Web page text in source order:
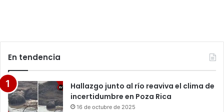
En tendencia
Hallazgo junto al río reaviva el clima de
incertidumbre en Poza Rica
16 de octubre de 2025